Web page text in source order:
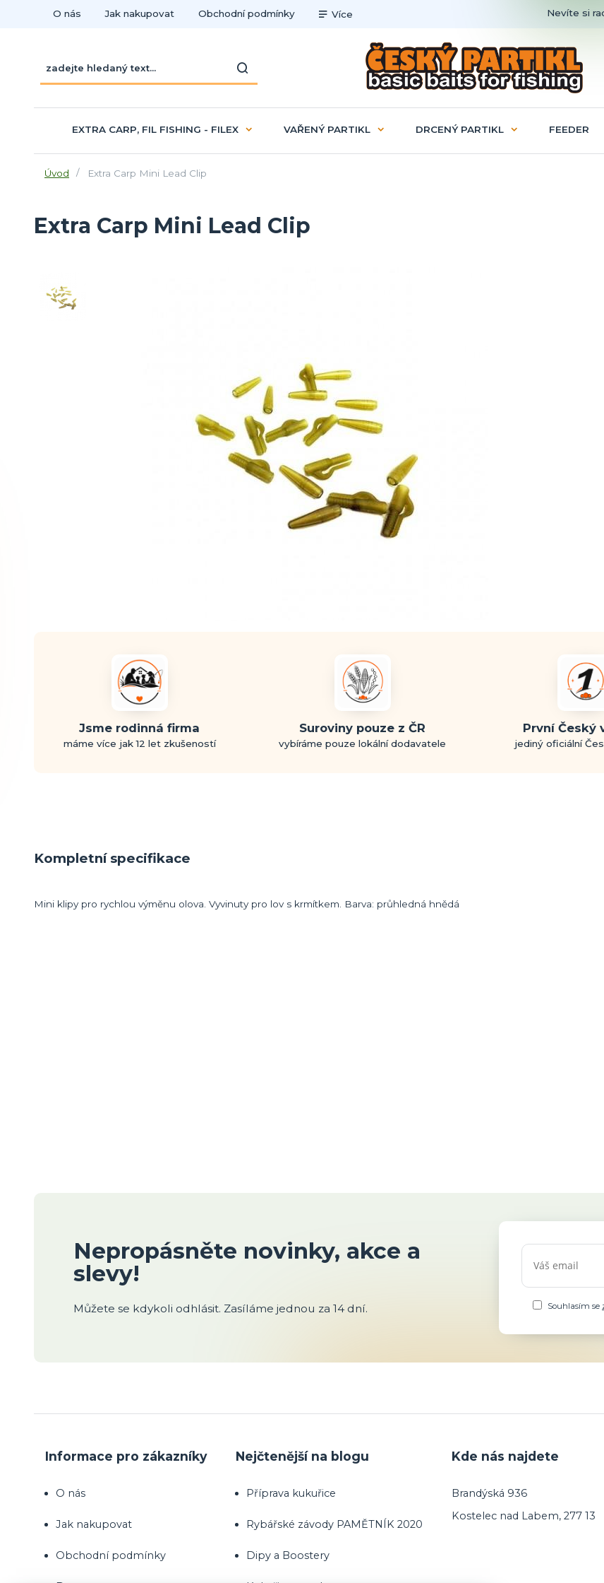
O nás Jak nakupovat Obchodní podmínky Více Nevíte si
EXTRA CARP, FIL FISHING - FILEX VAŘENÝ PARTIKL DRCENÝ PARTIKL FEEDER
Úvod Extra Carp Mini Lead Clip
Extra Carp Mini Lead Clip
Jsme rodinná firma
máme více jak 12 let zkušeností
Suroviny pouze z ČR
vybíráme pouze lokální dodavatele
První Český
jediný oficiální
Kompletní specifikace
Mini klipy pro rychlou výměnu olova. Vyvinuty pro lov s krmítkem. Barva: průhledná hnědá
Nepropásněte novinky, akce a
slevy!
Můžete se kdykoli odhlásit. Zasíláme jednou za 14 dní. Souhlasím se
Informace pro zákazníky
O nás
Jak nakupovat
Obchodní podmínky
Nejčtenější na blogu
Příprava kukuřice
Rybářské závody PAMĚTNÍK 2020
Dipy a Boostery
Kde nás najdete
Brandýská 936
Kostelec nad Labem, 277 13